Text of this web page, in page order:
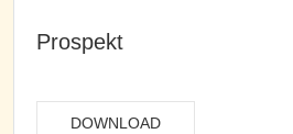
Prospekt
DOWNLOAD